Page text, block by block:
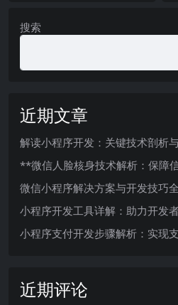
搜索
近期文章
解读小程序开发：关键技术剖析
**微信人脸核身技术解析：保障
微信小程序解决方案与开发技巧
小程序开发工具详解：助力开发
小程序支付开发步骤解析：实现
近期评论